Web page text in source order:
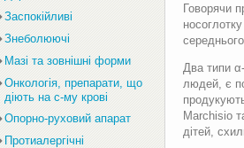
Говорячи
Два типи
людей, є
Marchisio
дітей,
Заспокійливі
Знеболюючі
Мазі та зовнішні форми
Онкологія, препарати, що
діють на с-му крові
Опорно-руховий апарат
Протиалергічні